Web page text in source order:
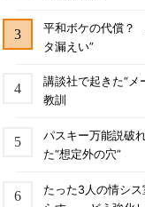
平和ボケの代償？
タ漏えい”
講談社で起きた“
教訓
パスキー万能説破
た“想定外の穴”
たった3人の情シ